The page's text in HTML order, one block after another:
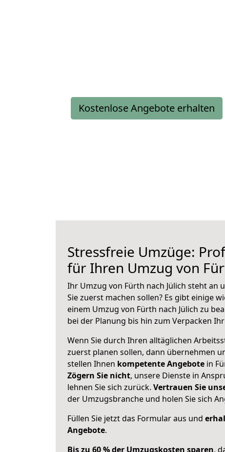
Kostenlose Angebote erhalten
Stressfreie Umzüge:
für Ihren Umzug von
Ihr Umzug von Fürth nach Jülich steht an
Sie zuerst machen sollen? Es gibt einige
einem Umzug von Fürth nach Jülich zu
bei der Planung bis hin zum Verpacken
Wenn Sie durch Ihren alltäglichen
zuerst planen sollen, dann übernehmen
stellen Ihnen kompetente Angebote in
Zögern Sie nicht, unsere Dienste in
lehnen Sie sich zurück. Vertrauen Sie
der Umzugsbranche und holen Sie sich
Füllen Sie jetzt das Formular aus und
Angebote.
Bis zu 60 % der Umzugskosten sparen,